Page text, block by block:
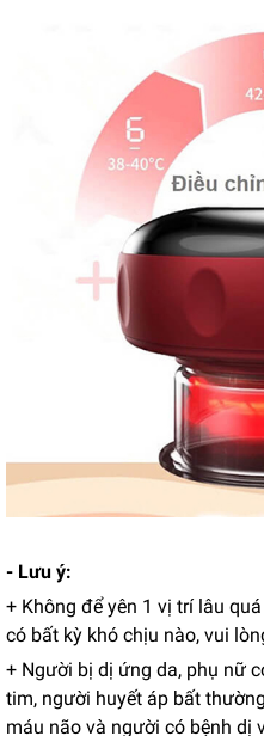
- Lưu ý:
+ Không để yên 1 vị trí lâu
có bất kỳ khó chịu nào, vui
+ Người bị dị ứng da, phụ nữ
tim, người huyết áp bất
máu não và người có bệnh dị